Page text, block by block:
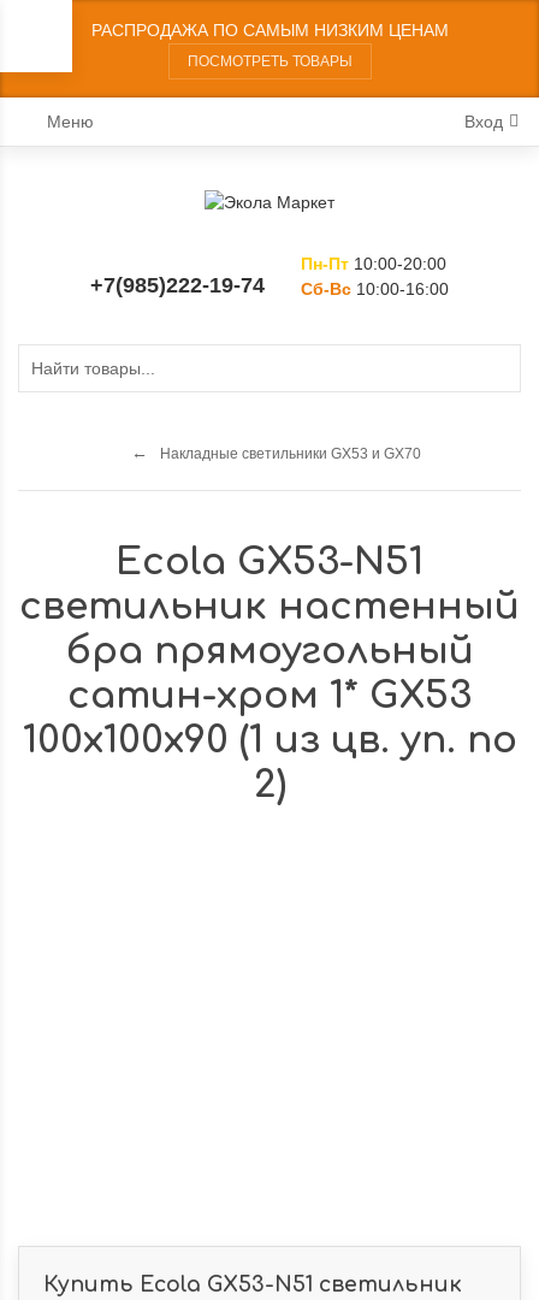
РАСПРОДАЖА ПО САМЫМ НИЗКИМ ЦЕНАМ
ПОСМОТРЕТЬ ТОВАРЫ
Меню Вход
+7(985)222-19-74
Пн-Пт 10:00-20:00
Сб-Вс 10:00-16:00
Накладные светильники GX53 и GX70
Ecola GX53-N51
светильник настенный
бра прямоугольный
сатин-хром 1* GX53
100х100х90 (1 из цв. уп. по
2)
Купить Ecola GX53-N51 светильник